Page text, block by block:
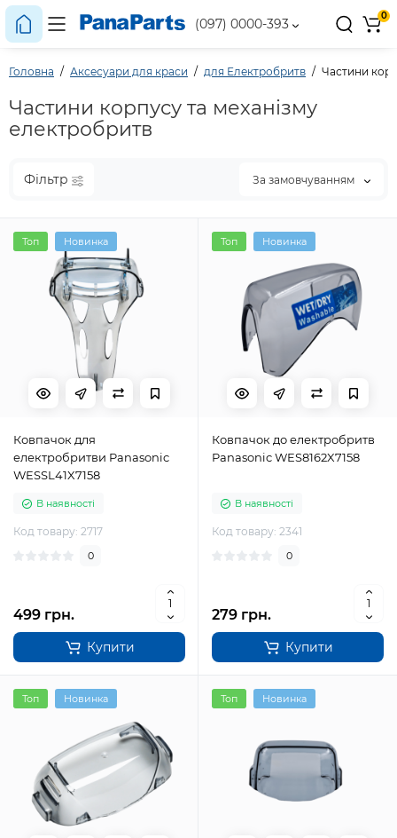
(097) 0000-393
0
Головна Аксесуари для краси для Електробритв Частини
Частини корпусу та механізму
електробритв
Фільтр За замовчуванням
Топ Новинка
Ковпачок для
електробритви Panasonic
WESSL41X7158
В наявності
Код товару: 2717
0
499 грн.
Купити
Топ Новинка
Ковпачок до електробритв
Panasonic WES8162X7158
В наявності
Код товару: 2341
0
279 грн.
Купити
Топ Новинка Топ Новинка